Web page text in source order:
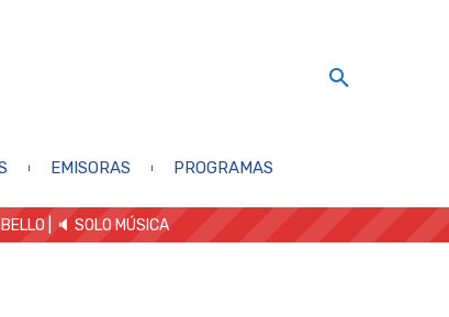
EMISORAS PROGRAMAS
BELLO 🔈 SOLO MÚSICA